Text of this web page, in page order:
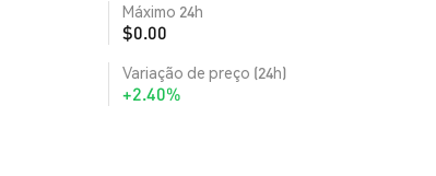
Máximo 24h
$0.00
Variação de preço (24h)
+2.40%